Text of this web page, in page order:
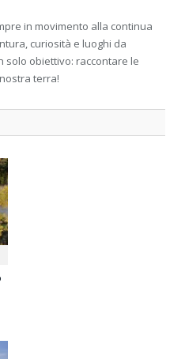
in movimento alla continua
curiosità e luoghi da
solo obiettivo: raccontare le
terra!